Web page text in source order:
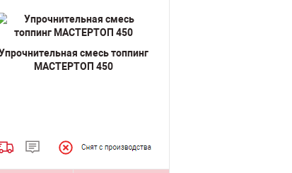
смесь топпинг
МАСТЕРТОП 450